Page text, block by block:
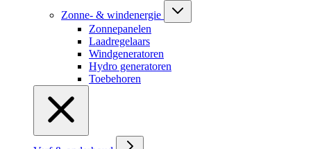
Zonne- & windenergie
Zonnepanelen
Laadregelaars
Windgeneratoren
Hydro generatoren
Toebehoren